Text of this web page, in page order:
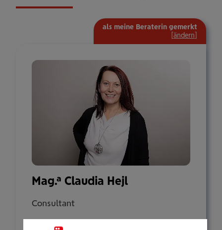
Mag.a Claudia Hejl
Consultant
Kärntner Straße 525-527
als meine Beraterin gemerkt
ändern